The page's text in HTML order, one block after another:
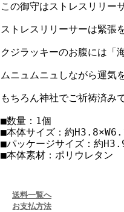
この御守はストレスリリー
ストレスリリーサーは緊張
クジラッキーのお腹には「
ムニュムニュしながら運気
もちろん神社でご祈祷済み
■数量：1個
■本体サイズ：約
■パッケージサイズ：約
■本体素材：ポリウレタン
送料一覧へ
お支払方法